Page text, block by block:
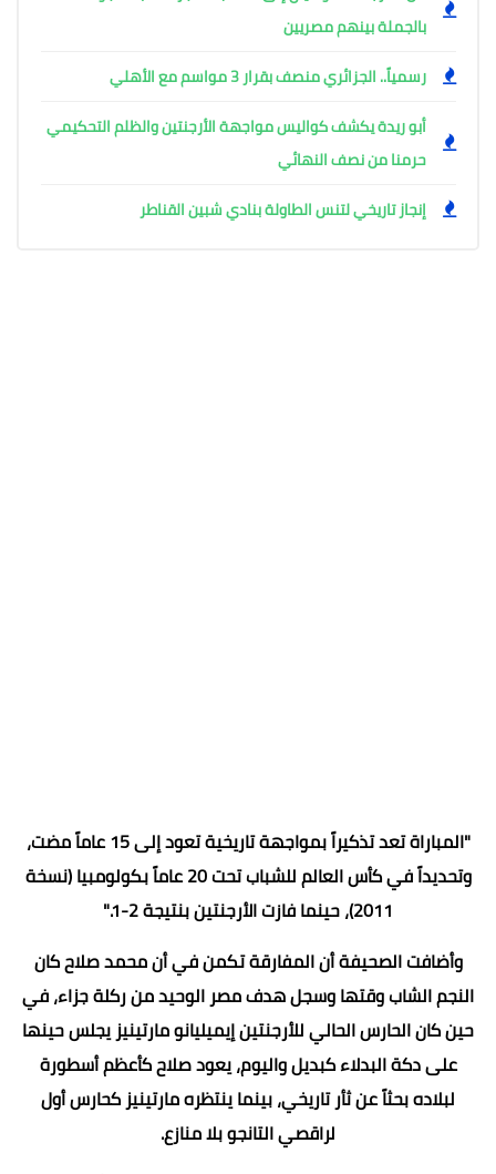
بالجملة بينهم مصريين
رسمياً.. الجزائري منصف بقرار 3 مواسم مع الأهلي
أبو ريدة يكشف كواليس مواجهة الأرجنتين والظلم التحكيمي
حرمنا من نصف النهائي
إنجاز تاريخي لتنس الطاولة بنادي شبين القناطر
​"المباراة تعد تذكيراً بمواجهة تاريخية تعود إلى 15 عاماً مضت،
وتحديداً في كأس العالم للشباب تحت 20 عاماً بكولومبيا (نسخة
2011)، حينما فازت الأرجنتين بنتيجة 2-1."
​وأضافت الصحيفة أن المفارقة تكمن في أن محمد صلاح كان
النجم الشاب وقتها وسجل هدف مصر الوحيد من ركلة جزاء، في
حين كان الحارس الحالي للأرجنتين إيميليانو مارتينيز يجلس حينها
على دكة البدلاء كبديل واليوم، يعود صلاح كأعظم أسطورة
لبلاده بحثاً عن ثأر تاريخي، بينما ينتظره مارتينيز كحارس أول
لراقصي التانجو بلا منازع.